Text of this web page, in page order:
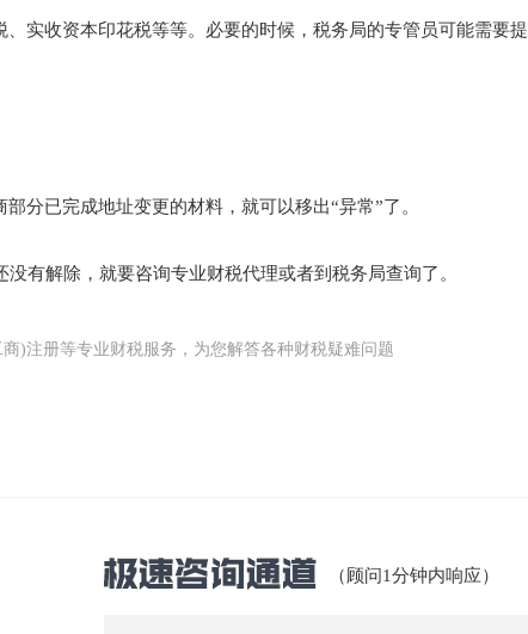
实收资本印花税等等。必要的时候，税务局的专管员可能需要提
分已完成地址变更的材料，就可以移出“异常”了。
有解除，就要咨询专业财税代理或者到税务局查询了。
商)注册等专业财税服务，为您解答各种财税疑难问题
（顾问1分钟内响应）